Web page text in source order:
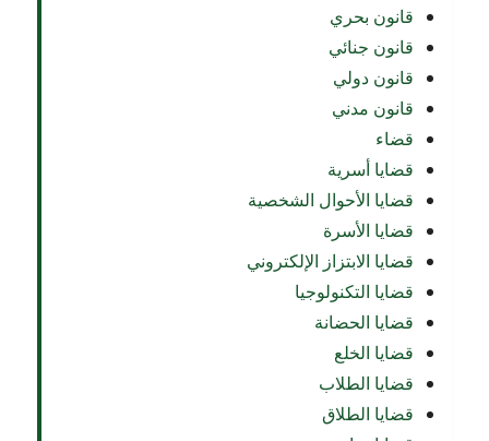
قانون بحري
قانون جنائي
قانون دولي
قانون مدني
قضاء
قضايا أسرية
قضايا الأحوال الشخصية
قضايا الأسرة
قضايا الابتزاز الإلكتروني
قضايا التكنولوجيا
قضايا الحضانة
قضايا الخلع
قضايا الطلاب
قضايا الطلاق